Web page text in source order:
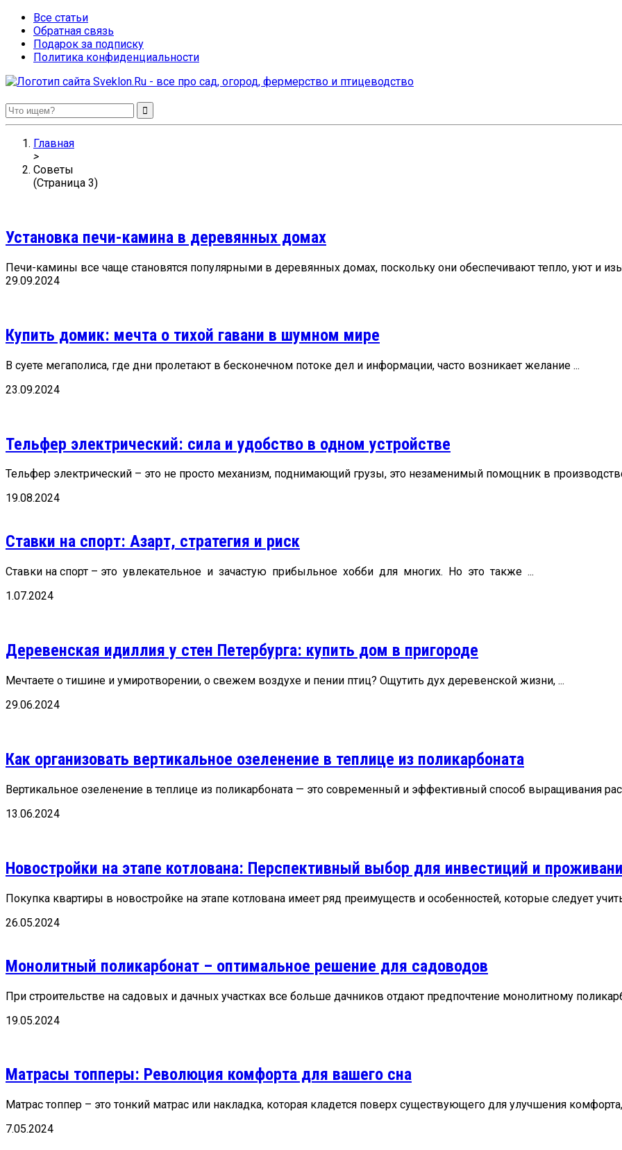
Все статьи
Обратная связь
Подарок за подписку
Политика конфиденциальности
Sveklon.Ru – все про сад, огород, фермерство и птицеводство
Главная
>
Советы
(Страница 3)
Установка печи-камина в деревянных домах
Печи-камины все чаще становятся популярными в деревянных домах, поскольку они обеспечивают тепло, уют и
29.09.2024
Купить домик: мечта о тихой гавани в шумном мире
В суете мегаполиса, где дни пролетают в бесконечном потоке дел и информации, часто возникает желание ...
23.09.2024
Тельфер электрический: сила и удобство в одном устройстве
Тельфер электрический – это не просто механизм, поднимающий грузы, это незаменимый помощник в
19.08.2024
Ставки на спорт: Азарт, стратегия и риск
Ставки на спорт – это увлекательное и зачастую прибыльное хобби для многих. Но это также ...
1.07.2024
Деревенская идиллия у стен Петербурга: купить дом в пригороде
Мечтаете о тишине и умиротворении, о свежем воздухе и пении птиц? Ощутить дух деревенской жизни, ...
29.06.2024
Как организовать вертикальное озеленение в теплице из поликарбоната
Вертикальное озеленение в теплице из поликарбоната — это современный и эффективный способ выращивания
13.06.2024
Новостройки на этапе котлована: Перспективный выбор для инвестиций и
Покупка квартиры в новостройке на этапе котлована имеет ряд преимуществ и особенностей, которые следует
26.05.2024
Монолитный поликарбонат – оптимальное решение для садоводов
При строительстве на садовых и дачных участках все больше дачников отдают предпочтение монолитному
19.05.2024
Матрасы топперы: Революция комфорта для вашего сна
Матрас топпер – это тонкий матрас или накладка, которая кладется поверх существующего для улучшения комфорта,
7.05.2024